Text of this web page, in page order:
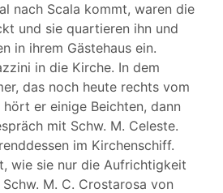
nach Scala kommt, waren die
und sie quartieren ihn und
in ihrem Gästehaus ein.
in die Kirche. In dem
das noch heute rechts vom
er einige Beichten, dann
mit Schw. M. Celeste.
im Kirchenschiff.
wie sie nur die Aufrichtigkeit
M. C. Crostarosa von